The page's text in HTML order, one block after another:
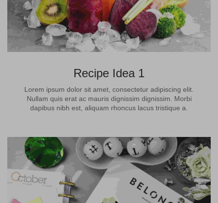
Recipe Idea 1
Lorem ipsum dolor sit amet, consectetur adipiscing elit.
Nullam quis erat ac mauris dignissim dignissim. Morbi
dapibus nibh est, aliquam rhoncus lacus tristique a.